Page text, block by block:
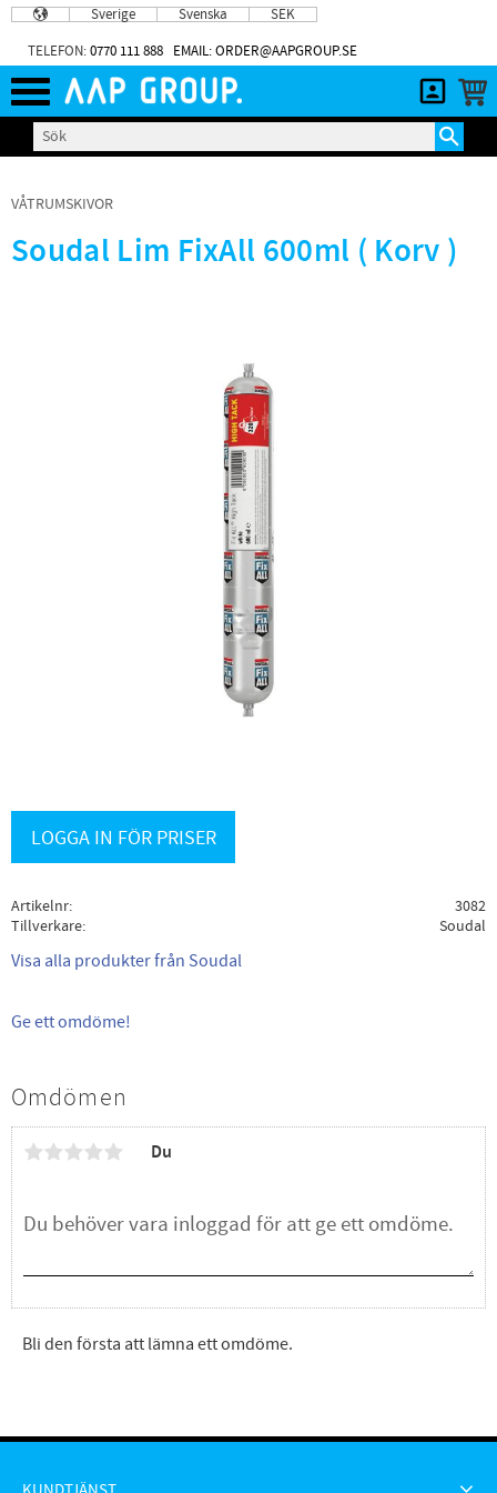
Meny
Sverige Svenska SEK
TELEFON:0770 111 888 EMAIL: ORDER@AAPGROUP.SE
VÅTRUMSKIVOR
Soudal Lim FixAll 600ml ( Korv )
LOGGA IN FÖR PRISER
Artikelnr
3082
Tillverkare
Soudal
Visa alla produkter från Soudal
Ge ett omdöme!
Omdömen
Du
Bli den första att lämna ett omdöme.